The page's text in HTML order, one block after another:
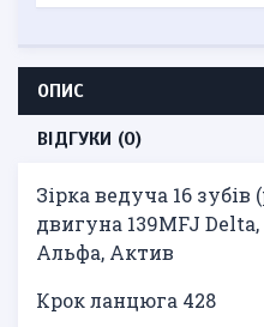
ОПИС
ВІДГУКИ (0)
Зірка ведуча 16 зубів
двигуна 139MFJ
Альфа, Актив
Крок ланцюга 428